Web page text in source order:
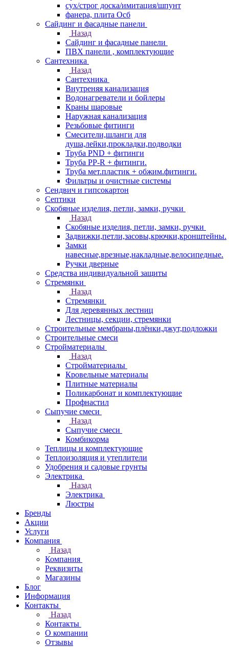
сух/строг доска/имитация/шпунт
фанера, плита Осб
Сайдинг и фасадные панели
Назад
Сайдинг и фасадные панели
ПВХ панели , комплектующие
Сантехника
Назад
Сантехника
Внутреняя канализация
Водонагреватели и бойлеры
Краны шаровые
Наружная канализация
Резьбовые фитинги
Смесители,шланги для
душа,лейки,прокладки,подводки
Труба PND + фитинги
Труба PP-R + фитинги.
Труба мет.пластик + обжим.фитинги.
Фильтры и очистные системы
Сендвич и гипсокартон
Септики
Скобяные изделия, петли, замки, ручки
Назад
Скобяные изделия, петли, замки, ручки
Задвижки,петли,засовы,крючки,кронштейны.
Замки
навесные,врезные,накладные,велосипедные.
Ручки дверные
Средства индивидуальной защиты
Стремянки
Назад
Стремянки
Для деревянных лестниц
Лестницы, секции, стремянки
Строительные мембраны,плёнки,джут,подложки
Строительные смеси
Стройматериалы
Назад
Стройматериалы
Кровельные материалы
Плитные материалы
Поликарбонат и комплектующие
Профнастил
Сыпучие смеси
Назад
Сыпучие смеси
Комбикорма
Теплицы и комплектующие
Теплоизоляция и утеплители
Удобрения и садовые грунты
Электрика
Назад
Электрика
Люстры
Бренды
Акции
Услуги
Компания
Назад
Компания
Реквизиты
Магазины
Блог
Информация
Контакты
Назад
Контакты
О компании
Отзывы